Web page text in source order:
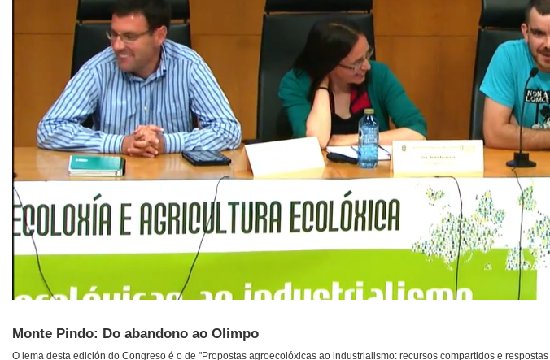
Monte Pindo: Do abandono ao Olimpo
O lema desta edición do Congreso é o de "Propostas agroecolóxicas ao industrialismo: recursos compartidos e